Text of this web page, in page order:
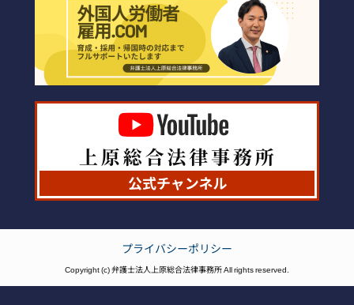
プライバシーポリシー
Copyright (c) 弁護士法人上原総合法律事務所 All rights reserved.